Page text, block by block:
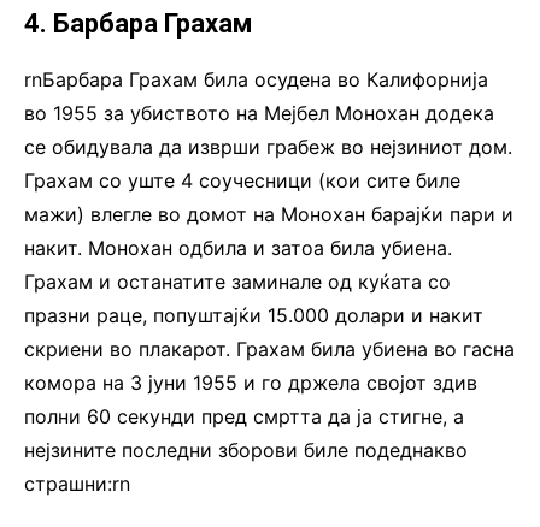
4. Барбара Грахам
rnБарбара Грахам била осудена во Калифорнија
во 1955 за убиството на Мејбел Монохан додека
се обидувала да изврши грабеж во нејзиниот дом.
Грахам со уште 4 соучесници (кои сите биле
мажи) влегле во домот на Монохан барајќи пари и
накит. Монохан одбила и затоа била убиена.
Грахам и останатите заминале од куќата со
празни раце, попуштајќи 15.000 долари и накит
скриени во плакарот. Грахам била убиена во гасна
комора на 3 jуни 1955 и го држела својот здив
полни 60 секунди пред смртта да ја стигне, а
нејзините последни зборови биле подеднакво
страшни:rn